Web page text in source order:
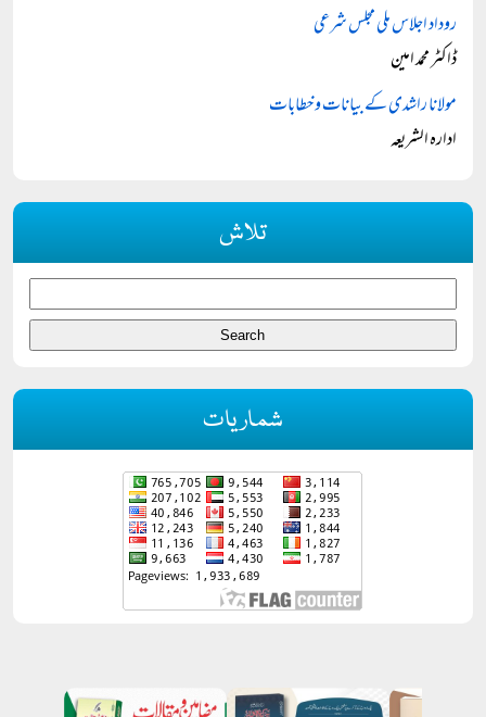
روداد اجلاس ملی مجلس شرعی
ڈاکٹر محمد امین
مولانا راشدی کے بیانات و خطابات
ادارہ الشریعہ
تلاش
شماریات